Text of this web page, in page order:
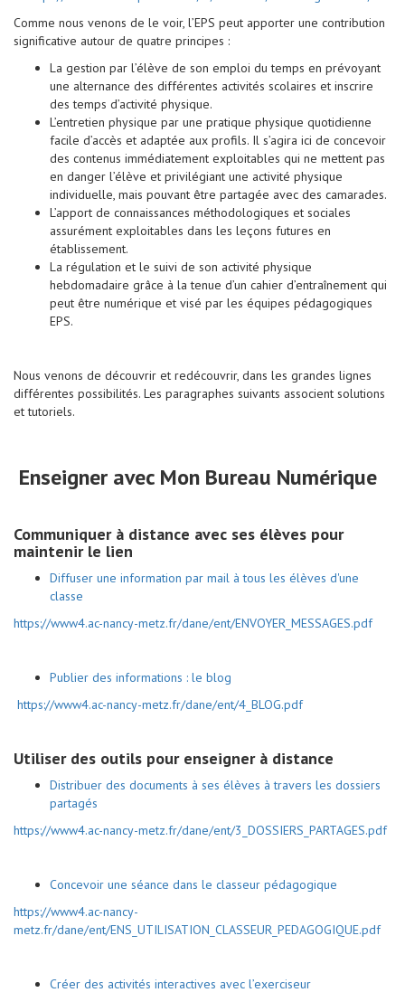
Comme nous venons de le voir, l’EPS peut apporter une contribution
significative autour de quatre principes :
La gestion par l’élève de son emploi du temps en prévoyant
une alternance des différentes activités scolaires et inscrire
des temps d’activité physique.
L’entretien physique par une pratique physique quotidienne
facile d’accès et adaptée aux profils. Il s’agira ici de concevoir
des contenus immédiatement exploitables qui ne mettent pas
en danger l’élève et privilégiant une activité physique
individuelle, mais pouvant être partagée avec des camarades.
L’apport de connaissances méthodologiques et sociales
assurément exploitables dans les leçons futures en
établissement.
La régulation et le suivi de son activité physique
hebdomadaire grâce à la tenue d’un cahier d’entraînement qui
peut être numérique et visé par les équipes pédagogiques
EPS.
Nous venons de découvrir et redécouvrir, dans les grandes lignes
différentes possibilités. Les paragraphes suivants associent solutions
et tutoriels.
Enseigner avec Mon Bureau Numérique
Communiquer à distance avec ses élèves pour
maintenir le lien
Diffuser une information par mail à tous les élèves d'une
classe
https://www4.ac-nancy-metz.fr/dane/ent/ENVOYER_MESSAGES.pdf
Publier des informations : le blog
https://www4.ac-nancy-metz.fr/dane/ent/4_BLOG.pdf
Utiliser des outils pour enseigner à distance
Distribuer des documents à ses élèves à travers les dossiers
partagés
https://www4.ac-nancy-metz.fr/dane/ent/3_DOSSIERS_PARTAGES.pdf
Concevoir une séance dans le classeur pédagogique
https://www4.ac-nancy-
metz.fr/dane/ent/ENS_UTILISATION_CLASSEUR_PEDAGOGIQUE.pdf
Créer des activités interactives avec l’exerciseur